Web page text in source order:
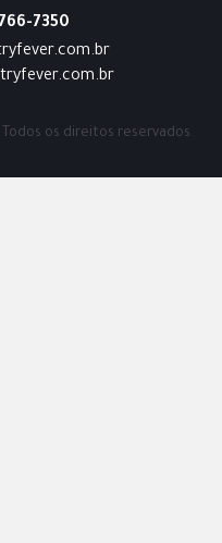
7350
Todos os direitos reservados.